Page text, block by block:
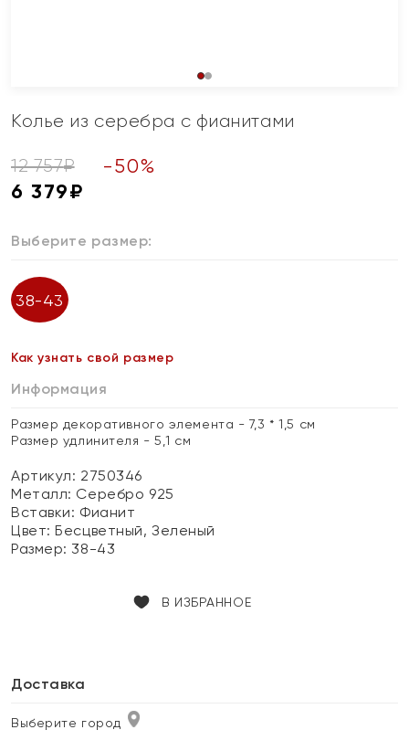
Колье из серебра с фианитами
12 757₽ -50%
6 379₽
Выберите размер:
38-43
Как узнать свой размер
Информация
Размер декоративного элемента - 7,3 * 1,5 см
Размер удлинителя - 5,1 см
Артикул: 2750346
Металл: Серебро 925
Вставки: Фианит
Цвет:Бесцветный, Зеленый
Размер: 38-43
В ИЗБРАННОЕ
Доставка
Выберите город